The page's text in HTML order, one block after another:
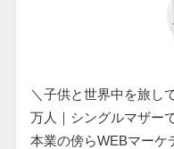
＼子供と世界中を旅し
万人｜シングルマザー
本業の傍らWEBマーケ